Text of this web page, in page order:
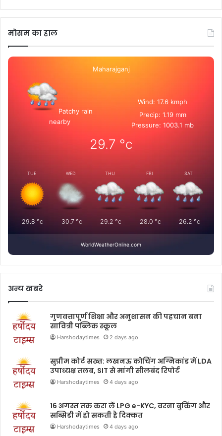
मोसम का हाल
Maharajganj
Patchy rain
nearby
Wind: 17.6 kmph
Precip: 1.19 mm
Pressure: 1003.1 mb
29.7 °c
TUE
29.8 °c
WED
30.7°c
THU
29.2 °c
FRI
28.0 °c
SAT
26.2 °c
WorldWeatherOnline.com
अन्य खबरे
गुणवत्तापूर्ण शिक्षा और अनुशासन की पहचान बना
सावित्री पब्लिक स्कूल
Harshodaytimes 2 days ago
सुप्रीम कोर्ट सख्त: लखनऊ कोचिंग अग्निकांड में LDA
उपाध्यक्ष तलब, SIT से मांगी सीलबंद रिपोर्ट
Harshodaytimes 4 days ago
16 अगस्त तक करा लें LPG e-KYC, वरना बुकिंग और
सब्सिडी में हो सकती है दिक्कत
Harshodaytimes 4 days ago